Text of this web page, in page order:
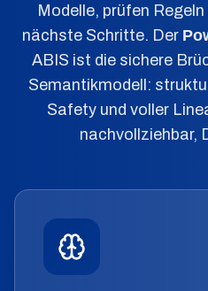
Modelle, prüfen
nächste Schritte. Der
ABIS ist die sichere
Semantikmodell:
Safety und voller
nachvollziehbar,